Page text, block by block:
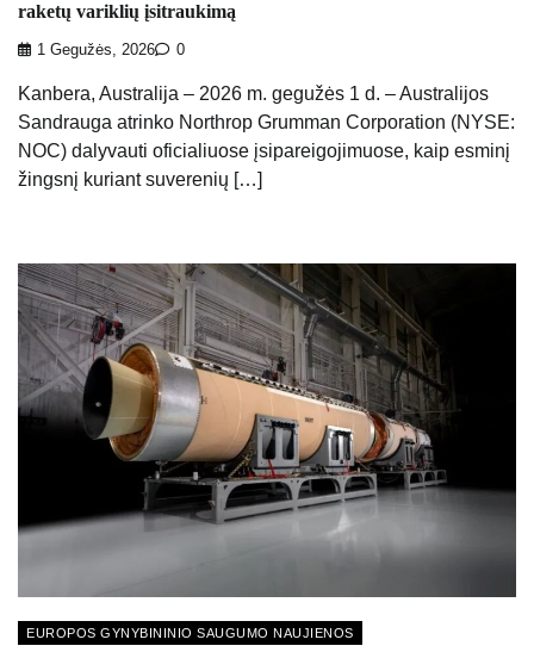
raketų variklių įsitraukimą
1 Gegužės, 2026 0
Kanbera, Australija – 2026 m. gegužės 1 d. – Australijos
Sandrauga atrinko Northrop Grumman Corporation (NYSE:
NOC) dalyvauti oficialiuose įsipareigojimuose, kaip esminį
žingsnį kuriant suverenių […]
EUROPOS GYNYBININIO SAUGUMO NAUJIENOS